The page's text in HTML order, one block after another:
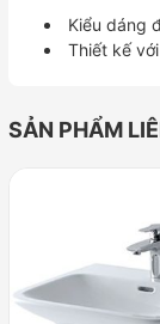
Kiểu dáng
Thiết kế
SẢN PHẨM